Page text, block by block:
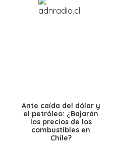
Ante caída del dólar y
el petróleo: ¿Bajarán
los precios de los
combustibles en
Chile?